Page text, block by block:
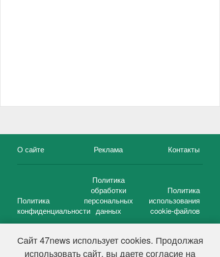
Сайт 47news использует cookies. Продолжая
использовать сайт, вы даете согласие на
О сайте Реклама Контакты
Политика
конфиденциальности
Политика
обработки
персональных
данных
Политика
использования
cookie-файлов